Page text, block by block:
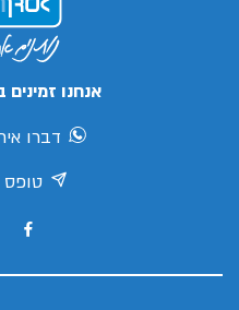
אנחנו
דברו
טופס